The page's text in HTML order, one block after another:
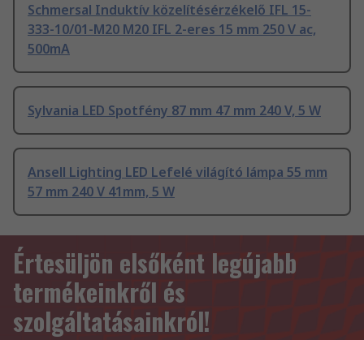
Schmersal Induktív közelítésérzékelő IFL 15-
333-10/01-M20 M20 IFL 2-eres 15 mm 250 V ac,
500mA
Sylvania LED Spotfény 87 mm 47 mm 240 V, 5 W
Ansell Lighting LED Lefelé világító lámpa 55 mm
57 mm 240 V 41mm, 5 W
Értesüljön elsőként legújabb
termékeinkről és
szolgáltatásainkról!